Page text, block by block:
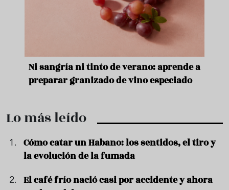
Ni sangría ni tinto de verano: aprende a
preparar granizado de vino especiado
Lo más leído
Cómo catar un Habano: los sentidos, el tiro y
la evolución de la fumada
El café frío nació casi por accidente y ahora